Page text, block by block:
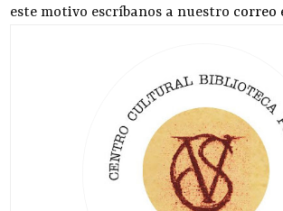
este motivo escríbanos a nuestro correo